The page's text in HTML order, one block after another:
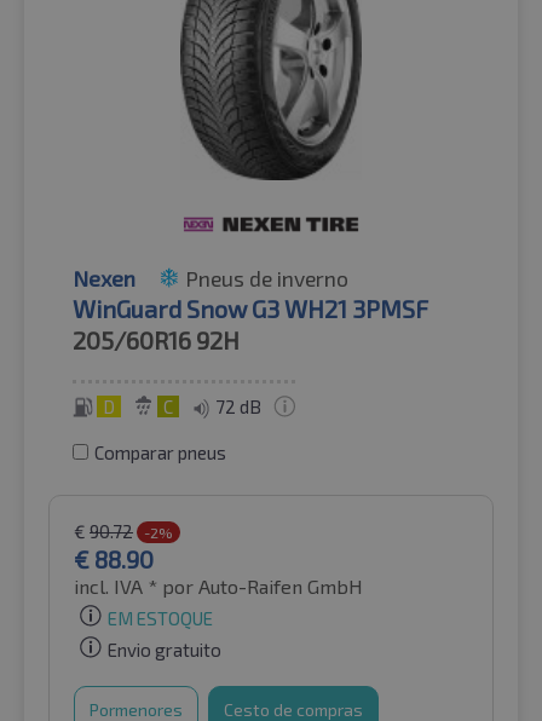
Nexen Pneus de inverno
WinGuard Snow G3 WH21 3PMSF
205/60R16 92H
D C 72 dB
Comparar pneus
€ 90.72 -2%
€ 88.90
incl. IVA * por Auto-Raifen GmbH
EM ESTOQUE
Envio gratuito
Pormenores Cesto de compras